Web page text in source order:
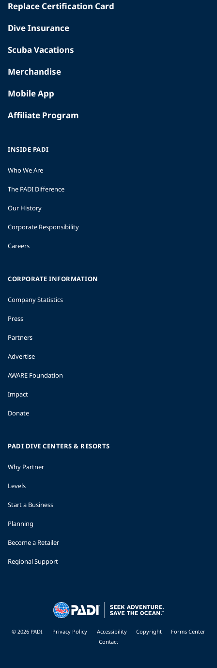
Replace Certification Card
Dive Insurance
Scuba Vacations
Merchandise
Mobile App
Affiliate Program
INSIDE PADI
Who We Are
The PADI Difference
Our History
Corporate Responsibility
Careers
CORPORATE INFORMATION
Company Statistics
Press
Partners
Advertise
AWARE Foundation
Impact
Donate
PADI DIVE CENTERS & RESORTS
Why Partner
Levels
Start a Business
Planning
Become a Retailer
Regional Support
© 2026 PADI Privacy Policy Accessibility Copyright
Forms Center
Contact